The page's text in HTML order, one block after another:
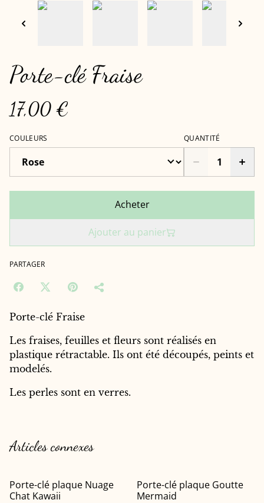
Porte-clé Fraise
17,00 €
COULEURS QUANTITÉ
Acheter
Ajouter au panier
PARTAGER
Porte-clé Fraise
Les fraises, feuilles et fleurs sont réalisés en
plastique rétractable. Ils ont été découpés, peints et
modelés.
Les perles sont en verres.
Articles connexes
Porte-clé plaque Nuage
Chat Kawaii
Porte-clé plaque Goutte
Mermaid